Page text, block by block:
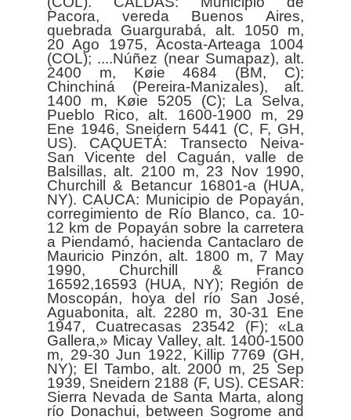
Pacora, vereda Buenos Aires,
quebrada Guargurabá, alt. 1050 m,
20 Ago 1975, Acosta-Arteaga 1004
(COL); ....Núñez (near Sumapaz), alt.
2400 m, Køie 4684 (BM, C);
Chinchiná (Pereira-Manizales), alt.
1400 m, Køie 5205 (C); La Selva,
Pueblo Rico, alt. 1600-1900 m, 29
Ene 1946, Sneidern 5441 (C, F, GH,
US). CAQUETÁ: Transecto Neiva-
San Vicente del Caguán, valle de
Balsillas, alt. 2100 m, 23 Nov 1990,
Churchill & Betancur 16801-a (HUA,
NY). CAUCA: Municipio de Popayán,
corregimiento de Río Blanco, ca. 10-
12 km de Popayán sobre la carretera
a Piendamó, hacienda Cantaclaro de
Mauricio Pinzón, alt. 1800 m, 7 May
1990, Churchill & Franco
16592,16593 (HUA, NY); Región de
Moscopán, hoya del río San José,
Aguabonita, alt. 2280 m, 30-31 Ene
1947, Cuatrecasas 23542 (F); «La
Gallera,» Micay Valley, alt. 1400-1500
m, 29-30 Jun 1922, Killip 7769 (GH,
NY); El Tambo, alt. 2000 m, 25 Sep
1939, Sneidern 2188 (F, US). CESAR:
Sierra Nevada de Santa Marta, along
río Donachui, between Sogrome and